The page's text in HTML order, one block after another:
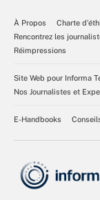
À Propos
Charte
Rencontrez les
Réimpressions
Site Web pour Informa
Nos Journalistes et
E-Handbooks